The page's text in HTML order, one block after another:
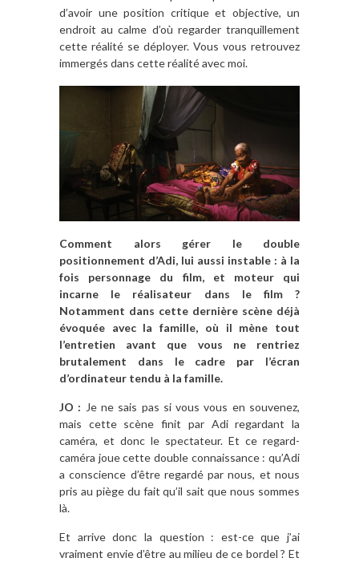
d’avoir une position critique et objective, un
endroit au calme d’où regarder tranquillement
cette réalité se déployer. Vous vous retrouvez
immergés dans cette réalité avec moi.
Comment alors gérer le double
positionnement d’Adi, lui aussi instable : à la
fois personnage du film, et moteur qui
incarne le réalisateur dans le film ?
Notamment dans cette dernière scène déjà
évoquée avec la famille, où il mène tout
l’entretien avant que vous ne rentriez
brutalement dans le cadre par l’écran
d’ordinateur tendu à la famille.
JO : Je ne sais pas si vous vous en souvenez,
mais cette scène finit par Adi regardant la
caméra, et donc le spectateur. Et ce regard-
caméra joue cette double connaissance : qu’Adi
a conscience d’être regardé par nous, et nous
pris au piège du fait qu’il sait que nous sommes
là.
Et arrive donc la question : est-ce que j’ai
vraiment envie d’être au milieu de ce bordel ? Et